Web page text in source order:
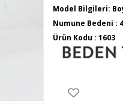
Model Bilgileri:
Numune Bedeni :
Ürün Kodu : 1603